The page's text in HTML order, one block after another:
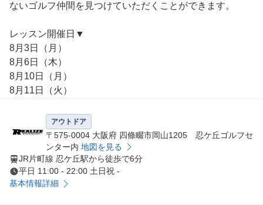
ないゴルフ仲間を見つけていただくことができます。
レッスン開催日▼
8月3日（月）
8月6日（木）
8月10日（月）
8月11日（火）
8月14日（金）
8月17日（月）
8月18日（火）
8月21日（金）
8月24日（月）
8月27日（木）
アウトドア
〒575-0004 大阪府 四條畷市岡山1205 忍ケ丘ゴルフセ
ンター内 地図を見る
JR片町線 忍ケ丘駅から徒歩で6分
平日 11:00 - 22:00 土日祝 -
基本情報詳細